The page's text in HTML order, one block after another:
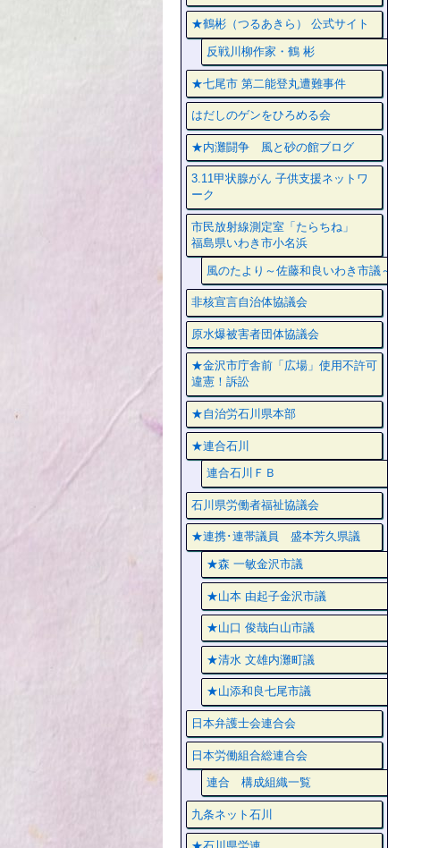
★鶴彬（つるあきら） 公式サイト
反戦川柳作家・鶴 彬
★七尾市 第二能登丸遭難事件
はだしのゲンをひろめる会
★内灘闘争 風と砂の館ブログ
3.11甲状腺がん 子供支援ネットワ
ーク
市民放射線測定室「たらちね」
福島県いわき市小名浜
風のたより～佐藤和良いわき市議～
非核宣言自治体協議会
原水爆被害者団体協議会
★金沢市庁舎前「広場」使用不許可
違憲！訴訟
★自治労石川県本部
★連合石川
連合石川ＦＢ
石川県労働者福祉協議会
★連携･連帯議員 盛本芳久県議
★森 一敏金沢市議
★山本 由起子金沢市議
★山口 俊哉白山市議
★清水 文雄内灘町議
★山添和良七尾市議
日本弁護士会連合会
日本労働組合総連合会
連合 構成組織一覧
九条ネット石川